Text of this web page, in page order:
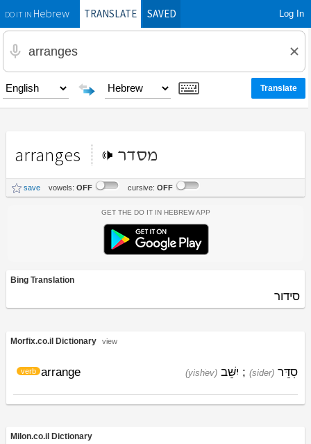
DO IT INHebrewTRANSLATE SAVED Log In
arranges מסדר
save vowels: OFF cursive: OFF
Get the Do It In Hebrew App
Bing Translation
סידור
Morfix.co.il Dictionary view
arrange
verb (sider) סִדֵּר ; (yishׁev) יִשֵּׁב
Milon.co.il Dictionary